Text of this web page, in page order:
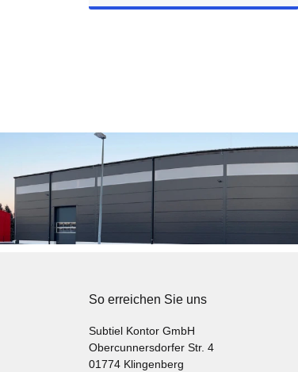
So erreichen Sie uns
Subtiel Kontor GmbH
Obercunnersdorfer Str. 4
01774 Klingenberg